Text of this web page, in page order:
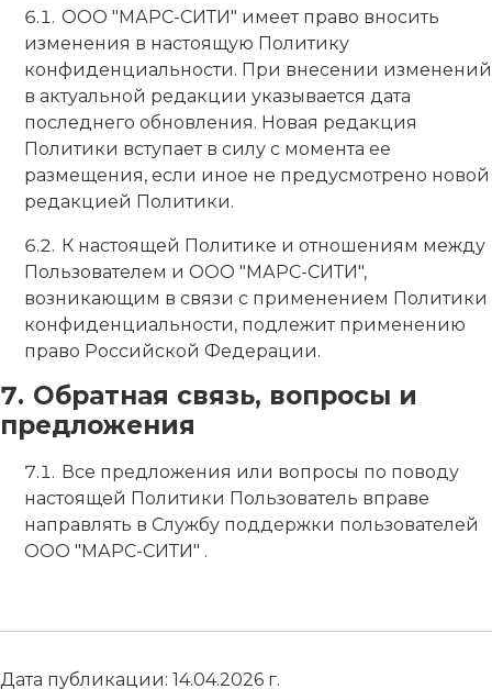
ООО "МАРС-СИТИ" имеет право вносить
изменения в настоящую Политику
конфиденциальности. При внесении изменений
в актуальной редакции указывается дата
последнего обновления. Новая редакция
Политики вступает в силу с момента ее
размещения, если иное не предусмотрено новой
редакцией Политики.
К настоящей Политике и отношениям между
Пользователем и ООО "МАРС-СИТИ",
возникающим в связи с применением Политики
конфиденциальности, подлежит применению
право Российской Федерации.
Обратная связь, вопросы и
предложения
Все предложения или вопросы по поводу
настоящей Политики Пользователь вправе
направлять в Службу поддержки пользователей
ООО "МАРС-СИТИ" .
Дата публикации: 14.04.2026 г.